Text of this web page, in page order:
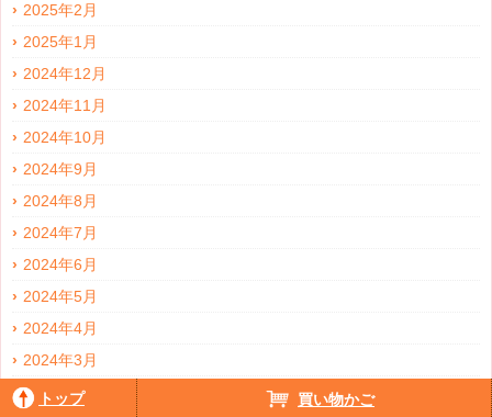
2025年2月
2025年1月
2024年12月
2024年11月
2024年10月
2024年9月
2024年8月
2024年7月
2024年6月
2024年5月
2024年4月
2024年3月
2024年2月
トップ 買い物かご